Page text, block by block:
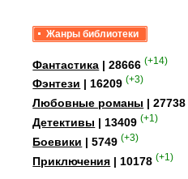
Жанры библиотеки
Фантастика | 28666 (+14)
Фэнтези | 16209 (+3)
Любовные романы | 27738
Детективы | 13409 (+1)
Боевики | 5749 (+3)
Приключения | 10178 (+1)